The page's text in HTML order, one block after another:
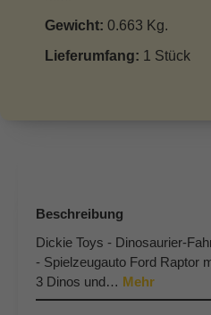
Gewicht: 0.663 Kg.
Lieferumfang: 1 Stück
Beschreibung
Dickie Toys - Dinosaurier-
- Spielzeugauto Ford Raptor
3 Dinos und… Mehr